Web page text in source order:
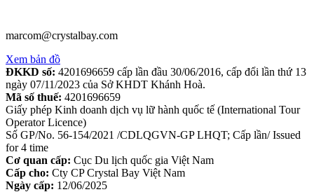
marcom@crystalbay.com
Xem bản đồ
ĐKKD số: 4201696659 cấp lần đầu 30/06/2016, cấp đổi lần thứ 13
ngày 07/11/2023 của Sở KHDT Khánh Hoà.
Mã số thuế: 4201696659
Giấy phép Kinh doanh dịch vụ lữ hành quốc tế (International Tour
Operator Licence)
Số GP/No. 56-154/2021 /CDLQGVN-GP LHQT; Cấp lần/ Issued
for 4 time
Cơ quan cấp: Cục Du lịch quốc gia Việt Nam
Cấp cho: Cty CP Crystal Bay Việt Nam
Ngày cấp: 12/06/2025